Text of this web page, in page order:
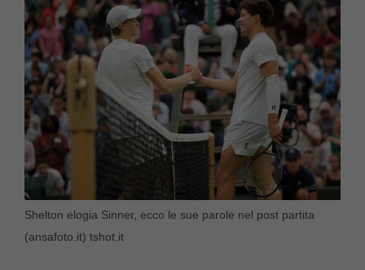
Shelton elogia Sinner, ecco le sue parole nel post partita
(ansafoto.it) tshot.it